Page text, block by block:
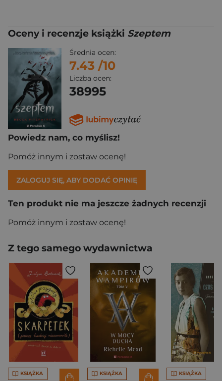
Oceny i recenzje książki Szeptem
Średnia ocen:
7.43 /10
Liczba ocen:
38995
Powiedz nam, co myślisz!
Pomóż innym i zostaw ocenę!
ZALOGUJ SIĘ, ABY DODAĆ OPINIĘ
Ten produkt nie ma jeszcze żadnych recenzji
Pomóż innym i zostaw ocenę!
Z tego samego wydawnictwa
KSIĄŻKA KSIĄŻKA KSIĄŻKA